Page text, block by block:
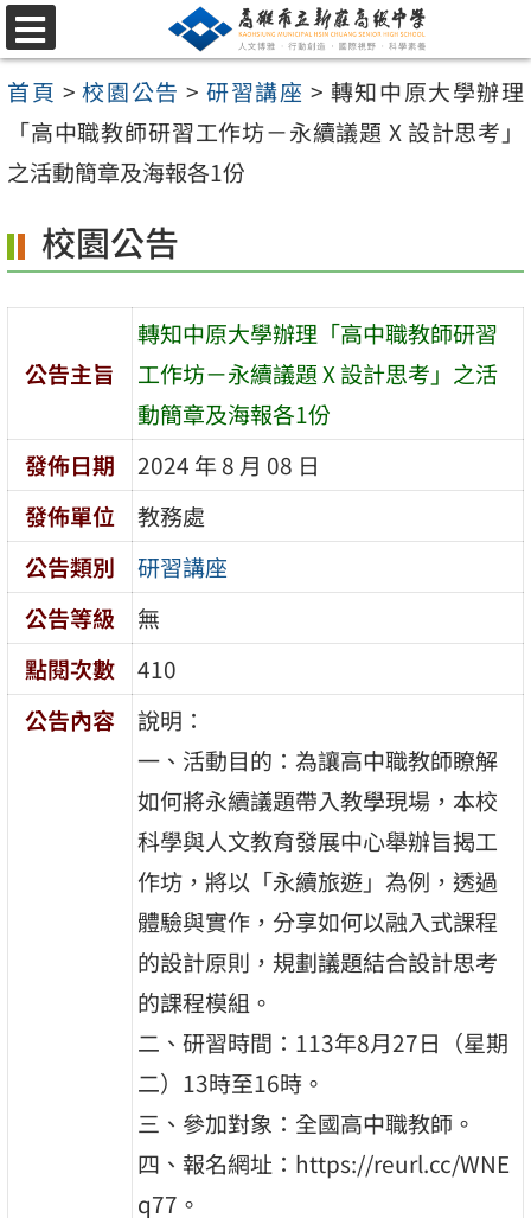
跳
至
主
內
區
選
單
首頁 >校園公告 >研習講座 > 轉知中原大學辦理
「高中職教師研習工作坊－永續議題 X 設計思考」
之活動簡章及海報各1份
校園公告
公告主旨
轉知中原大學辦理「高中職教師研習
工作坊－永續議題 X 設計思考」之活
動簡章及海報各1份
發佈日期
2024 年 8 月 08 日
發佈單位
教務處
公告類別
研習講座
公告等級
無
點閱次數
410
公告內容
說明：
一、活動目的：為讓高中職教師瞭解
如何將永續議題帶入教學現場，本校
科學與人文教育發展中心舉辦旨揭工
作坊，將以「永續旅遊」為例，透過
體驗與實作，分享如何以融入式課程
的設計原則，規劃議題結合設計思考
的課程模組。
二、研習時間：113年8月27日（星期
二）13時至16時。
三、參加對象：全國高中職教師。
四、報名網址：https://reurl.cc/WNE
q77。